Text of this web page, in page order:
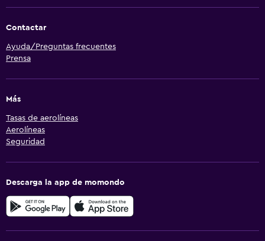
Contactar
Ayuda/Preguntas frecuentes
Prensa
Más
Tasas de aerolíneas
Aerolíneas
Seguridad
Descarga la app de momondo